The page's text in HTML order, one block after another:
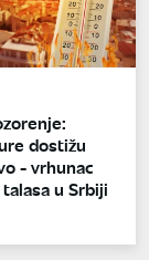
dostižu
- vrhunac
u Srbiji